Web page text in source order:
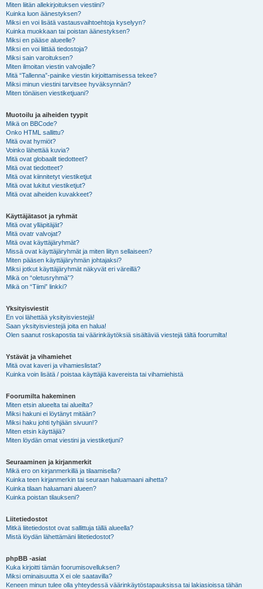
Miten liitän allekirjoituksen viestiini?
Kuinka luon äänestyksen?
Miksi en voi lisätä vastausvaihtoehtoja kyselyyn?
Kuinka muokkaan tai poistan äänestyksen?
Miksi en pääse alueelle?
Miksi en voi liittää tiedostoja?
Miksi sain varoituksen?
Miten ilmoitan viestin valvojalle?
Mitä “Tallenna”-painike viestin kirjoittamisessa tekee?
Miksi minun viestini tarvitsee hyväksynnän?
Miten tönäisen viestiketjuani?
Muotoilu ja aiheiden tyypit
Mikä on BBCode?
Onko HTML sallittu?
Mitä ovat hymiöt?
Voinko lähettää kuvia?
Mitä ovat globaalit tiedotteet?
Mitä ovat tiedotteet?
Mitä ovat kiinnitetyt viestiketjut
Mitä ovat lukitut viestiketjut?
Mitä ovat aiheiden kuvakkeet?
Käyttäjätasot ja ryhmät
Mitä ovat ylläpitäjät?
Mitä ovatr valvojat?
Mitä ovat käyttäjäryhmät?
Missä ovat käyttäjäryhmät ja miten liityn sellaiseen?
Miten pääsen käyttäjäryhmän johtajaksi?
Miksi jotkut käyttäjäryhmät näkyvät eri väreillä?
Mikä on “oletusryhmä”?
Mikä on “Tiimi” linkki?
Yksityisviestit
En voi lähettää yksityisviestejä!
Saan yksityisviestejä joita en halua!
Olen saanut roskapostia tai väärinkäytöksiä sisältäviä viestejä tältä foorumilta!
Ystävät ja vihamiehet
Mitä ovat kaveri ja vihamieslistat?
Kuinka voin lisätä / poistaa käyttäjiä kavereista tai vihamiehistä
Foorumilta hakeminen
Miten etsin alueelta tai alueilta?
Miksi hakuni ei löytänyt mitään?
Miksi haku johti tyhjään sivuun!?
Miten etsin käyttäjiä?
Miten löydän omat viestini ja viestiketjuni?
Seuraaminen ja kirjanmerkit
Mikä ero on kirjanmerkillä ja tilaamisella?
Kuinka teen kirjanmerkin tai seuraan haluamaani aihetta?
Kuinka tilaan haluamani alueen?
Kuinka poistan tilaukseni?
Liitetiedostot
Mitkä liitetiedostot ovat sallittuja tällä alueella?
Mistä löydän lähettämäni liitetiedostot?
phpBB -asiat
Kuka kirjoitti tämän foorumisovelluksen?
Miksi ominaisuutta X ei ole saatavilla?
Keneen minun tulee olla yhteydessä väärinkäytöstapauksissa tai lakiasioissa tähän